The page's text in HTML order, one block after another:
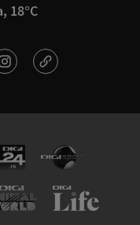
18°C